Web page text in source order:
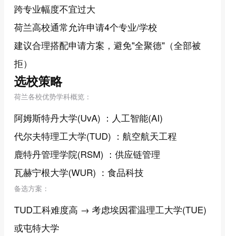
跨专业幅度不宜过大
荷兰高校通常允许申请4个专业/学校
建议合理搭配申请方案，避免"全聚德"（全部被
拒）
选校策略
荷兰各校优势学科概览：
阿姆斯特丹大学(UvA) ：人工智能(AI)
代尔夫特理工大学(TUD) ：航空航天工程
鹿特丹管理学院(RSM) ：供应链管理
瓦赫宁根大学(WUR) ：食品科技
备选方案：
TUD工科难度高 → 考虑埃因霍温理工大学(TUE)
或屯特大学